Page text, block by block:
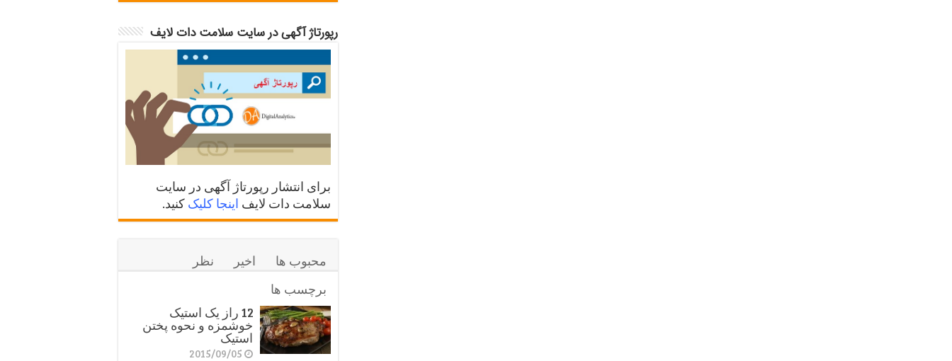
رپورتاژ آگهی در سایت سلامت دات لایف
برای انتشار رپورتاژ آگهی در سایت
سلامت دات لایف اینجا کلیک کنید.
محبوب ها اخیر
نظر
برچسب ها
12 راز یک استیک
خوشمزه و نحوه پختن
استیک
2015/09/05